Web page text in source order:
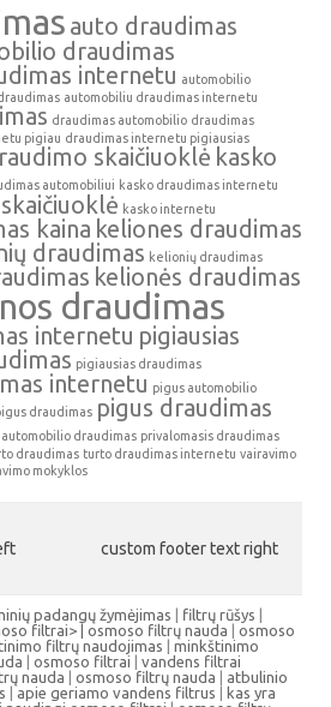
auto draudimas
draudimas
internetu automobilio
automobiliu draudimas internetu
draudimas automobilio draudimas
pigiau draudimas internetu pigiausias
skaičiuoklė kasko
automobiliui kasko draudimas internetu
kasko internetu
kaina keliones draudimas
draudimas kelionių draudimas
kelionės draudimas
draudimas
internetu pigiausias
pigiausias draudimas
internetu pigus automobilio
draudimas pigus draudimas
automobilio draudimas privalomasis draudimas
draudimas turto draudimas internetu vairavimo
mokyklos
custom footer text right
padangų žymėjimas | filtrų rūšys |
filtrai> | osmoso filtrų nauda | osmoso
filtrų naudojimas | minkštinimo
| osmoso filtrai | vandens filtrai
nauda | osmoso filtrų nauda | atbulinio
|apie geriamo vandens filtrus | kas yra